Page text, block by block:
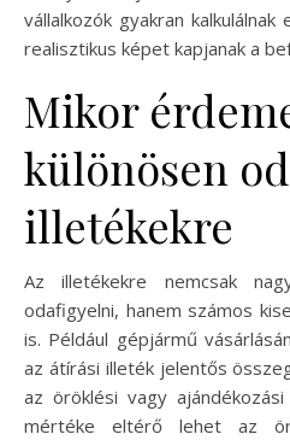
vállalkozók gyakran
realisztikus képet kapjanak a
Mikor
különösen
illetékekre
Az illetékekre nemcsak
odafigyelni, hanem számos
is. Például gépjármű
az átírási illeték jelentős
az öröklési vagy
mértéke eltérő lehet az